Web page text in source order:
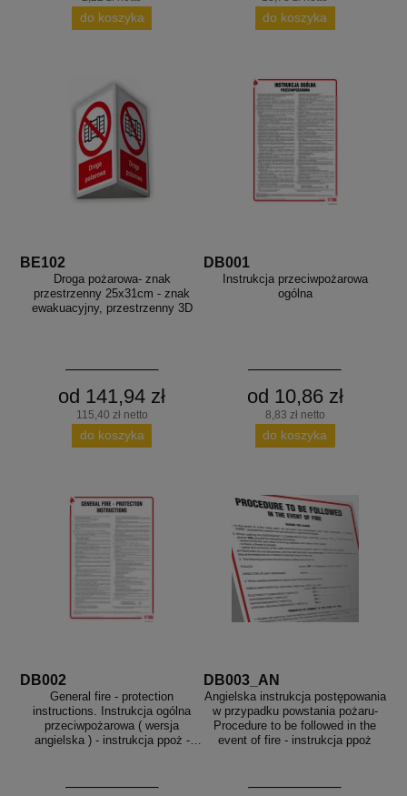
do koszyka do koszyka
BE102
Droga pożarowa- znak
przestrzenny 25x31cm - znak
ewakuacyjny, przestrzenny 3D
od 141,94 zł
115,40 zł netto
do koszyka
DB001
Instrukcja przeciwpożarowa
ogólna
od 10,86 zł
8,83 zł netto
do koszyka
DB002
General fire - protection
instructions. Instrukcja ogólna
przeciwpożarowa ( wersja
angielska ) - instrukcja ppoż -
DB003_AN
Angielska instrukcja postępowania
w przypadku powstania pożaru-
Procedure to be followed in the
event of fire - instrukcja ppoż